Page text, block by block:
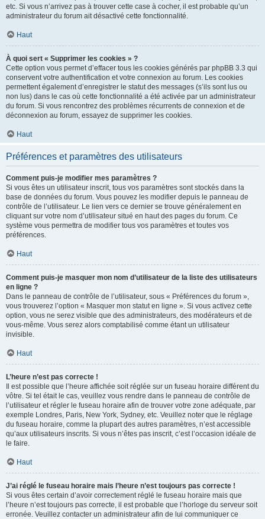
etc. Si vous n’arrivez pas à trouver cette case à cocher, il est probable qu’un
administrateur du forum ait désactivé cette fonctionnalité.
Haut
À quoi sert « Supprimer les cookies » ?
Cette option vous permet d’effacer tous les cookies générés par phpBB 3.3 qui
conservent votre authentification et votre connexion au forum. Les cookies
permettent également d’enregistrer le statut des messages (s’ils sont lus ou
non lus) dans le cas où cette fonctionnalité a été activée par un administrateur
du forum. Si vous rencontrez des problèmes récurrents de connexion et de
déconnexion au forum, essayez de supprimer les cookies.
Haut
Préférences et paramètres des utilisateurs
Comment puis-je modifier mes paramètres ?
Si vous êtes un utilisateur inscrit, tous vos paramètres sont stockés dans la
base de données du forum. Vous pouvez les modifier depuis le panneau de
contrôle de l’utilisateur. Le lien vers ce dernier se trouve généralement en
cliquant sur votre nom d’utilisateur situé en haut des pages du forum. Ce
système vous permettra de modifier tous vos paramètres et toutes vos
préférences.
Haut
Comment puis-je masquer mon nom d’utilisateur de la liste des utilisateurs
en ligne ?
Dans le panneau de contrôle de l’utilisateur, sous « Préférences du forum »,
vous trouverez l’option « Masquer mon statut en ligne ». Si vous activez cette
option, vous ne serez visible que des administrateurs, des modérateurs et de
vous-même. Vous serez alors comptabilisé comme étant un utilisateur
invisible.
Haut
L’heure n’est pas correcte !
Il est possible que l’heure affichée soit réglée sur un fuseau horaire différent du
vôtre. Si tel était le cas, veuillez vous rendre dans le panneau de contrôle de
l’utilisateur et régler le fuseau horaire afin de trouver votre zone adéquate, par
exemple Londres, Paris, New York, Sydney, etc. Veuillez noter que le réglage
du fuseau horaire, comme la plupart des autres paramètres, n’est accessible
qu’aux utilisateurs inscrits. Si vous n’êtes pas inscrit, c’est l’occasion idéale de
le faire.
Haut
J’ai réglé le fuseau horaire mais l’heure n’est toujours pas correcte !
Si vous êtes certain d’avoir correctement réglé le fuseau horaire mais que
l’heure n’est toujours pas correcte, il est probable que l’horloge du serveur soit
erronée. Veuillez contacter un administrateur afin de lui communiquer ce